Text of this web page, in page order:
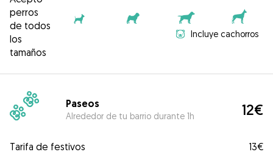
perros
de todos
los
tamaños
Incluye cachorros
Paseos
Alrededor de tu barrio durante 1h 12€
Tarifa de festivos
13€